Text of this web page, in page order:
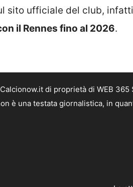
sito ufficiale del club,
il Rennes fino al 2026.
Calcionow.it di proprietà di WEB 365
è una testata giornalistica, in